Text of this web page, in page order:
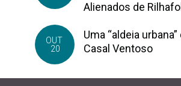
Alienados de
OUT
20
Uma “aldeia
Casal Ventoso